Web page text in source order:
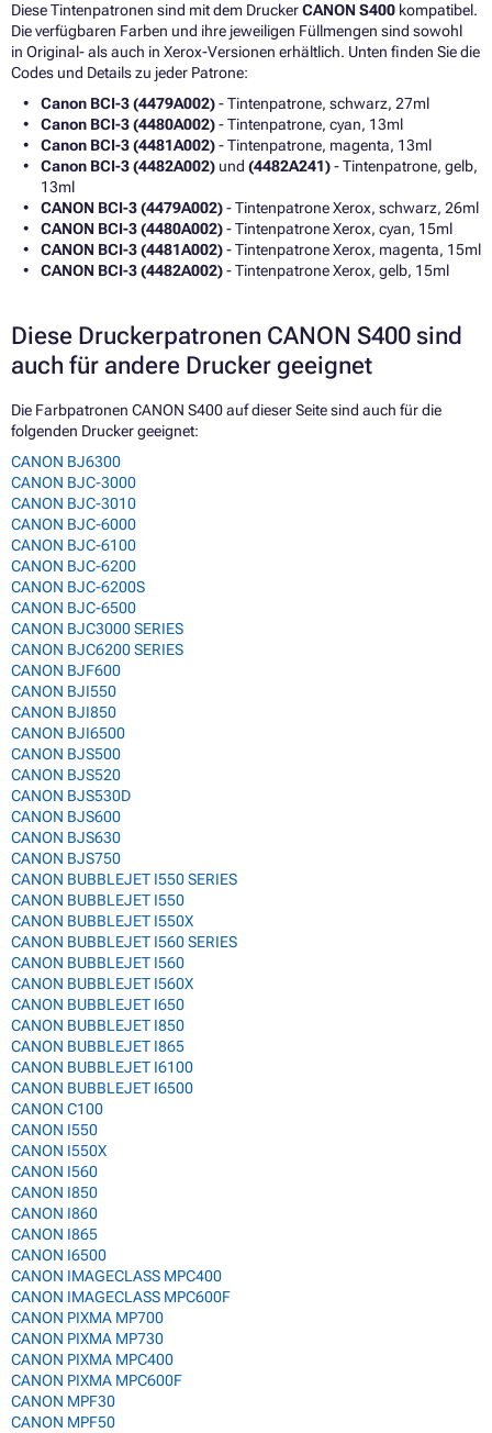
Diese Tintenpatronen sind mit dem DruckerCANON S400 kompatibel.
Die verfügbaren Farben und ihre jeweiligen Füllmengen sind sowohl
in Original- als auch in Xerox-Versionen erhältlich. Unten finden Sie die
Codes und Details zu jeder Patrone:
Canon BCI-3 (4479A002)- Tintenpatrone, schwarz, 27ml
Canon BCI-3 (4480A002)- Tintenpatrone, cyan, 13ml
Canon BCI-3 (4481A002)- Tintenpatrone, magenta, 13ml
Canon BCI-3 (4482A002) und (4482A241)- Tintenpatrone, gelb,
13ml
CANON BCI-3 (4479A002)- Tintenpatrone Xerox, schwarz, 26ml
CANON BCI-3 (4480A002)- Tintenpatrone Xerox, cyan, 15ml
CANON BCI-3 (4481A002)- Tintenpatrone Xerox, magenta, 15ml
CANON BCI-3 (4482A002)- Tintenpatrone Xerox, gelb, 15ml
Diese Druckerpatronen CANON S400 sind
auch für andere Drucker geeignet
Die Farbpatronen CANON S400 auf dieser Seite sind auch für die
folgenden Drucker geeignet:
CANON BJ6300
CANON BJC-3000
CANON BJC-3010
CANON BJC-6000
CANON BJC-6100
CANON BJC-6200
CANON BJC-6200S
CANON BJC-6500
CANON BJC3000 SERIES
CANON BJC6200 SERIES
CANON BJF600
CANON BJI550
CANON BJI850
CANON BJI6500
CANON BJS500
CANON BJS520
CANON BJS530D
CANON BJS600
CANON BJS630
CANON BJS750
CANON BUBBLEJET I550 SERIES
CANON BUBBLEJET I550
CANON BUBBLEJET I550X
CANON BUBBLEJET I560 SERIES
CANON BUBBLEJET I560
CANON BUBBLEJET I560X
CANON BUBBLEJET I650
CANON BUBBLEJET I850
CANON BUBBLEJET I865
CANON BUBBLEJET I6100
CANON BUBBLEJET I6500
CANON C100
CANON I550
CANON I550X
CANON I560
CANON I850
CANON I860
CANON I865
CANON I6500
CANON IMAGECLASS MPC400
CANON IMAGECLASS MPC600F
CANON PIXMA MP700
CANON PIXMA MP730
CANON PIXMA MPC400
CANON PIXMA MPC600F
CANON MPF30
CANON MPF50